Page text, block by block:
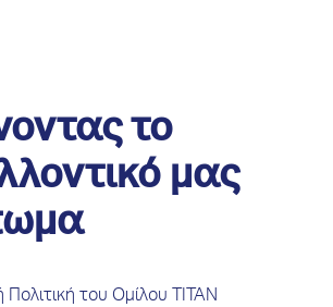
το
μας
Πολιτική του Ομίλου ΤΙΤΑΝ